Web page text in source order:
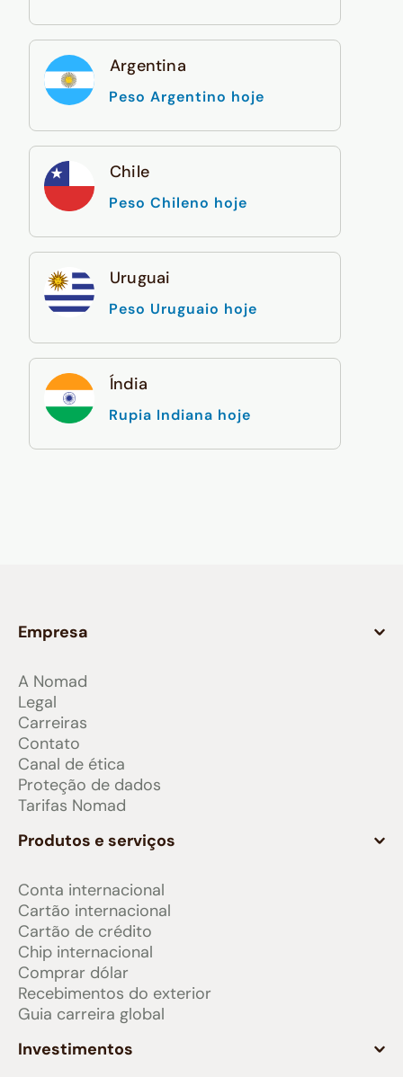
Argentina
Peso Argentino hoje
Chile
Peso Chileno hoje
Uruguai
Peso Uruguaio hoje
Índia
Rupia Indiana hoje
Empresa
A Nomad
Legal
Carreiras
Contato
Canal de ética
Proteção de dados
Tarifas Nomad
Produtos e serviços
Conta internacional
Cartão internacional
Cartão de crédito
Chip internacional
Comprar dólar
Recebimentos do exterior
Guia carreira global
Investimentos